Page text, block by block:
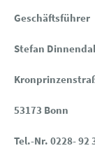
Geschäftsführer
Stefan
53173 Bonn
Tel.-Nr. 0228- 92